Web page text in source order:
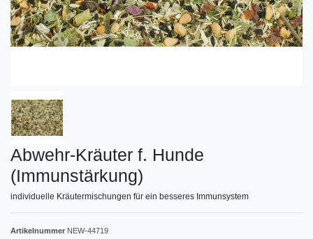
Abwehr-Kräuter f. Hunde
(Immunstärkung)
individuelle Kräutermischungen für ein besseres Immunsystem
Artikelnummer NEW-44719